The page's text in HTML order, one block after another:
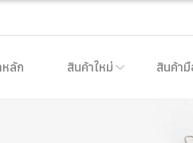
หลัก สินค้าใหม่ สินค้า